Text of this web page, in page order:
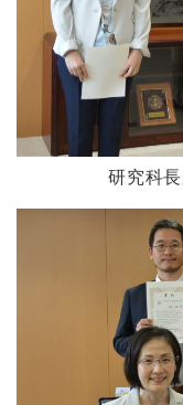
研究科